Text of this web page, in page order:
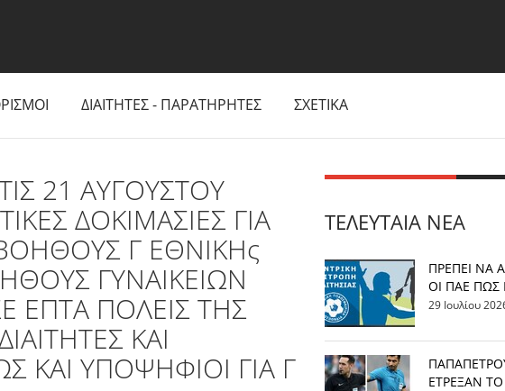
ΔΙΑΙΤΗΤΕΣ - ΠΑΡΑΤΗΡΗΤΕΣ ΣΧΕΤΙΚΑ
21 ΑΥΓΟΥΣΤΟΥ
ΔΟΚΙΜΑΣΙΕΣ ΓΙΑ
Γ ΕΘΝΙΚΗς
ΓΥΝΑΙΚΕΙΩΝ
ΠΟΛΕΙΣ ΤΗΣ
ΚΑΙ
ΚΑΙ ΥΠΟΨΗΦΙΟΙ ΓΙΑ Γ
ΤΕΛΕΥΤΑΊΑ ΝΈΑ
ΠΡΕΠΕΙ ΝΑ
ΟΙ ΠΑΕ
29 Ιουλίου
ΕΤΡΕΞΑΝ